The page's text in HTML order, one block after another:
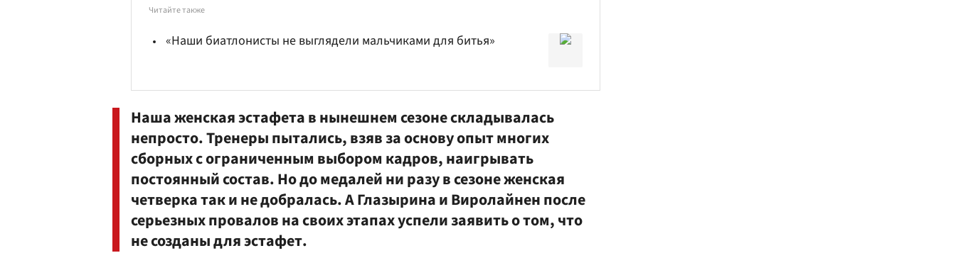
Читайте также
«Наши биатлонисты не выглядели мальчиками для битья»
Наша женская эстафета в нынешнем сезоне складывалась
непросто. Тренеры пытались, взяв за основу опыт многих
сборных с ограниченным выбором кадров, наигрывать
постоянный состав. Но до медалей ни разу в сезоне женская
четверка так и не добралась. А Глазырина и Виролайнен после
серьезных провалов на своих этапах успели заявить о том, что
не созданы для эстафет.